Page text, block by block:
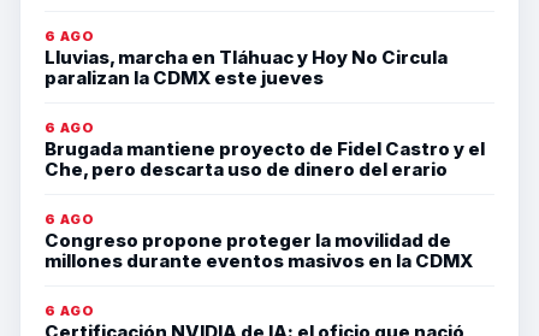
6 AGO
Lluvias, marcha en Tláhuac y Hoy No Circula
paralizan la CDMX este jueves
6 AGO
Brugada mantiene proyecto de Fidel Castro y el
Che, pero descarta uso de dinero del erario
6 AGO
Congreso propone proteger la movilidad de
millones durante eventos masivos en la CDMX
6 AGO